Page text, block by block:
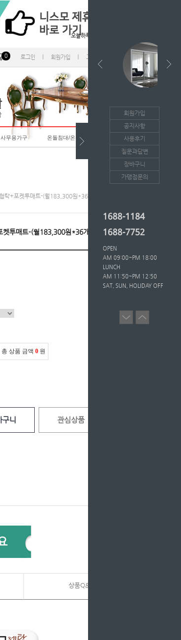
오늘하루 열지않음
0 로그인 회원가입 고객센터 마이페이지
사무용가구 온돌침대/온돌소파
+포켓투매트-(월183,300원*36개월의무/등록비면제)
투매트-(월183,300원*36개월의무/
총 상품 금액 0 원
구니 관심상품
상품Q&A
회원가입
공지사항
사용후기
질문과답변
장바구니
가맹점문의
1688-1184
1688-7752
OPEN
AM 09:00~PM 18:00
LUNCH
AM 11:50~PM 12:50
SAT, SUN, HOLIDAY OFF